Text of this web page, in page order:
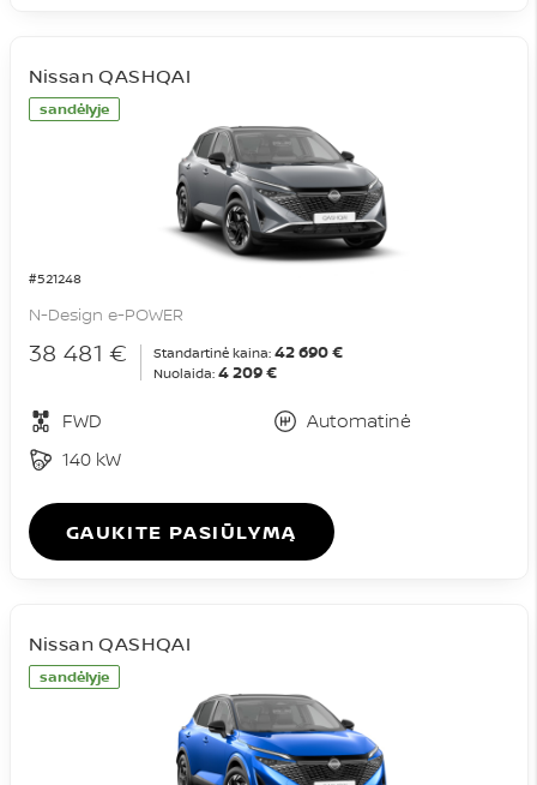
sandėlyje
#521248
Nissan QASHQAI
N-Design e-POWER
38 481 € Standartinė kaina: 42 690 €
Nuolaida: 4 209 €
FWD
Automatinė
140 kW
GAUKITE PASIŪLYMĄ
sandėlyje
Nissan QASHQAI